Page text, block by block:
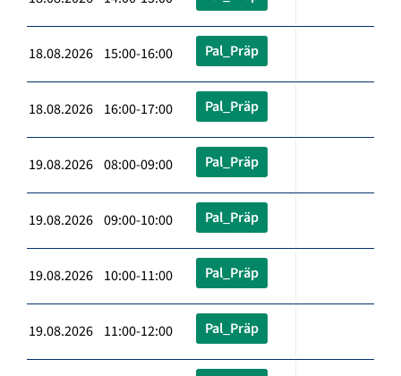
18.08.2026 15:00-16:00 Pal_Präp
18.08.2026 16:00-17:00 Pal_Präp
19.08.2026 08:00-09:00 Pal_Präp
19.08.2026 09:00-10:00 Pal_Präp
19.08.2026 10:00-11:00 Pal_Präp
19.08.2026 11:00-12:00 Pal_Präp